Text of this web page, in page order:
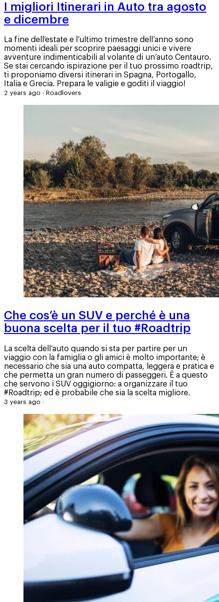
I migliori Itinerari in Auto tra agosto
e dicembre
La fine dell’estate e l’ultimo trimestre dell’anno sono
momenti ideali per scoprire paesaggi unici e vivere
avventure indimenticabili al volante di un’auto Centauro.
Se stai cercando ispirazione per il tuo prossimo roadtrip,
ti proponiamo diversi itinerari in Spagna, Portogallo,
Italia e Grecia. Prepara le valigie e goditi il viaggio!
2 years ago · Roadlovers
Che cos’è un SUV e perché è una
buona scelta per il tuo #Roadtrip
La scelta dell’auto quando si sta per partire per un
viaggio con la famiglia o gli amici è molto importante; è
necessario che sia una auto compatta, leggera e pratica e
che permetta un gran numero di passeggeri. È a questo
che servono i SUV oggigiorno: a organizzare il tuo
#Roadtrip; ed è probabile che sia la scelta migliore.
3 years ago ·